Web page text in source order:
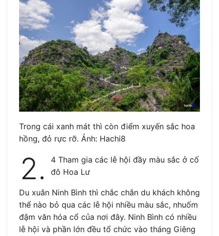
Trong cái xanh mát thì còn điểm xuyến sắc hoa
hồng, đỏ rực rỡ. Ảnh: Hachi8
2.
4 Tham gia các lễ hội đầy màu sắc ở cố
đô Hoa Lư
Du xuân Ninh Bình thì chắc chắn du khách không
thể nào bỏ qua các lễ hội nhiều màu sắc, nhuốm
đậm văn hóa cổ của nơi đây. Ninh Bình có nhiều
lễ hội và phần lớn đều tổ chức vào tháng Giêng